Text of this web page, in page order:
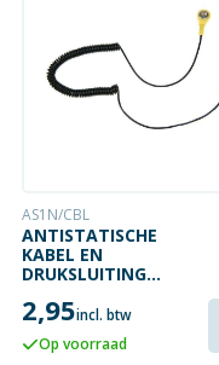
AS1N/CBL
ANTISTATISCHE
KABEL EN
DRUKSLUITING
ANTISTATISCHE
2,95incl. btw
Op voorraad